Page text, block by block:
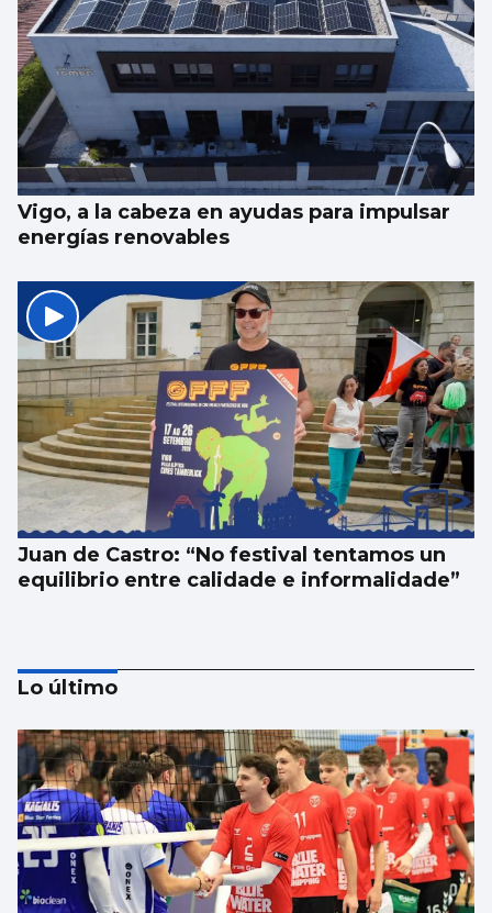
Vigo, a la cabeza en ayudas para impulsar
energías renovables
Juan de Castro: “No festival tentamos un
equilibrio entre calidade e informalidade”
SANIDAD
Lo último